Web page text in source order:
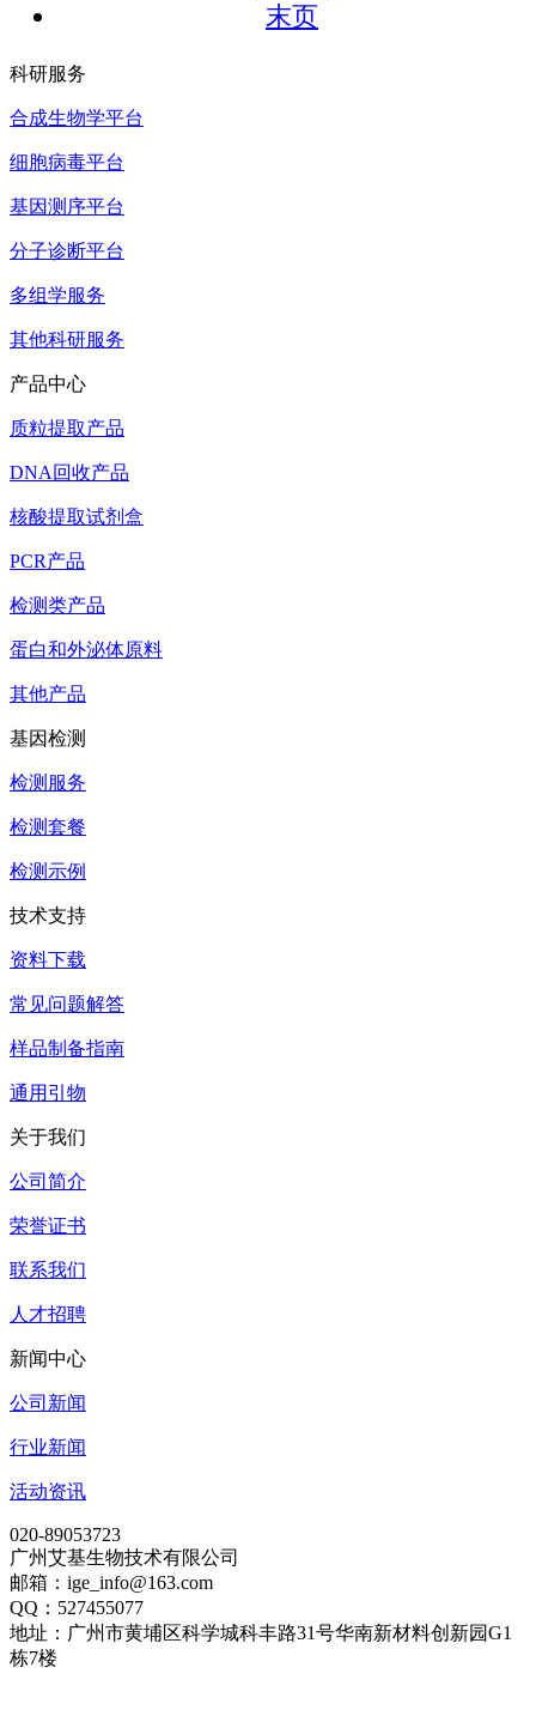
末页
科研服务
合成生物学平台
细胞病毒平台
基因测序平台
分子诊断平台
多组学服务
其他科研服务
产品中心
质粒提取产品
DNA回收产品
核酸提取试剂盒
PCR产品
检测类产品
蛋白和外泌体原料
其他产品
基因检测
检测服务
检测套餐
检测示例
技术支持
资料下载
常见问题解答
样品制备指南
通用引物
关于我们
公司简介
荣誉证书
联系我们
人才招聘
新闻中心
公司新闻
行业新闻
活动资讯
020-89053723
广州艾基生物技术有限公司
邮箱：ige_info@163.com
QQ：527455077
地址：广州市黄埔区科学城科丰路31号华南新材料创新园G1
栋7楼